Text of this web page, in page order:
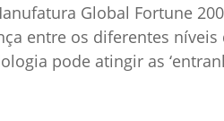
Global Fortune
entre os diferentes níveis
pode atingir as